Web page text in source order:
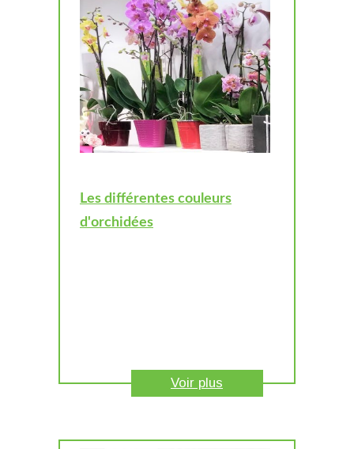
Les différentes couleurs
d'orchidées
Voir plus